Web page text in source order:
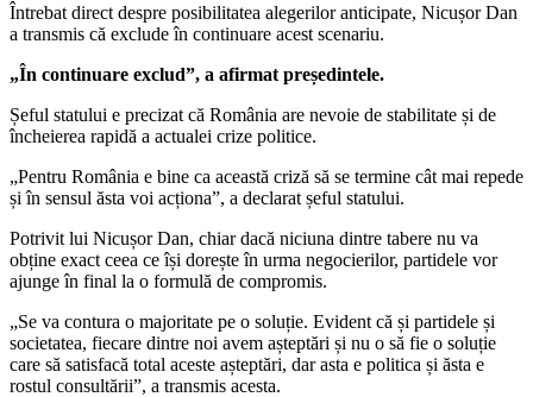
Întrebat direct despre posibilitatea alegerilor anticipate, Nicușor Dan
a transmis că exclude în continuare acest scenariu.
„În continuare exclud”, a afirmat președintele.
Șeful statului e precizat că România are nevoie de stabilitate și de
încheierea rapidă a actualei crize politice.
„Pentru România e bine ca această criză să se termine cât mai repede
și în sensul ăsta voi acționa”, a declarat șeful statului.
Potrivit lui Nicușor Dan, chiar dacă niciuna dintre tabere nu va
obține exact ceea ce își dorește în urma negocierilor, partidele vor
ajunge în final la o formulă de compromis.
„Se va contura o majoritate pe o soluție. Evident că și partidele și
societatea, fiecare dintre noi avem așteptări și nu o să fie o soluție
care să satisfacă total aceste așteptări, dar asta e politica și ăsta e
rostul consultării”, a transmis acesta.